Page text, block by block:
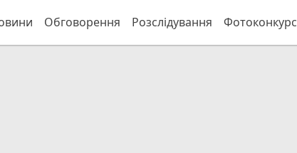
Обговорення Розслідування Фотоконкурс